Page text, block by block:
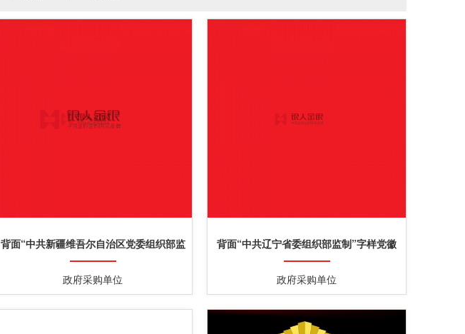
背面“中共新疆维吾尔自治区党委组织部监
制”字样党徽党员徽章定购
政府采购单位
背面“中共辽宁省委组织部监制”字样党徽
政府采购单位